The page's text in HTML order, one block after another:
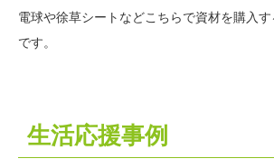
電球や徐草シートなどこちらで資材を購入
です。
生活応援事例